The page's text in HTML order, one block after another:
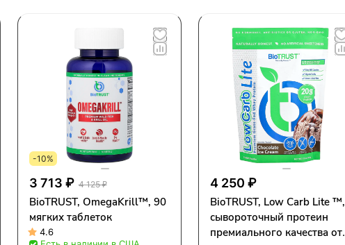
-10%
3 713 ₽ 4 125 ₽
BioTRUST, OmegaKrill™, 90
мягких таблеток
4.6
4 250 ₽
BioTRUST, Low Carb Lite ™,
сывороточный протеин
премиального качества от